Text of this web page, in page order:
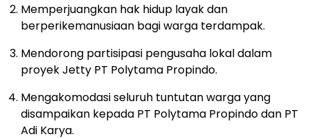
Memperjuangkan hak hidup layak dan
berperikemanusiaan bagi warga terdampak.
Mendorong partisipasi pengusaha lokal dalam
proyek Jetty PT Polytama Propindo.
Mengakomodasi seluruh tuntutan warga yang
disampaikan kepada PT Polytama Propindo dan PT
Adi Karya.